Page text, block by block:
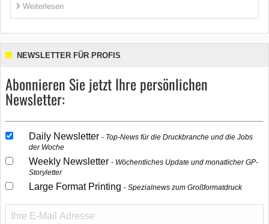
Weiterlesen
NEWSLETTER FÜR PROFIS
Abonnieren Sie jetzt Ihre persönlichen
Newsletter:
Daily Newsletter
Top-News für die Druckbranche und die Jobs
der Woche
Weekly Newsletter
Wöchentliches Update und monatlicher GP-
Storyletter
Large Format Printing Spezialnews zum Großformatdruck